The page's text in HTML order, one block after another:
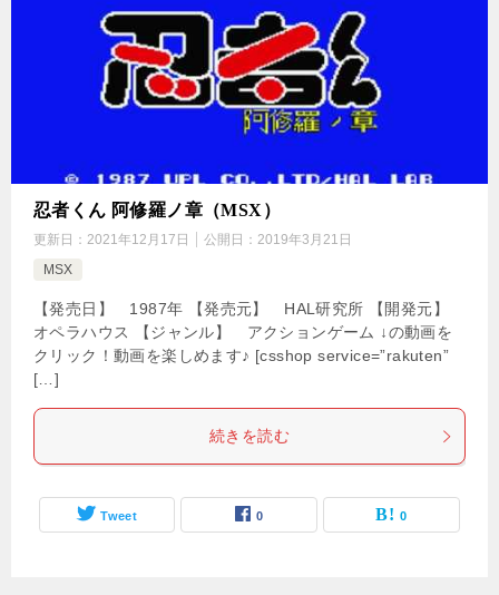
忍者くん 阿修羅ノ章（MSX）
更新日： 2021年12月17日 公開日： 2019年3月21日
MSX
【発売日】 1987年 【発売元】 HAL研究所 【開発元】
オペラハウス 【ジャンル】 アクションゲーム ↓の動画を
クリック！動画を楽しめます♪ [csshop service=”rakuten”
[…]
続きを読む
Tweet 0 0